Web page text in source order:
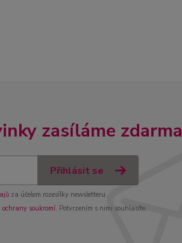
zasíláme zdarma
Přihlásit se
za účelem rozesílky newsletteru.
ochrany soukromí. Potvrzením s nimi souhlasíte.